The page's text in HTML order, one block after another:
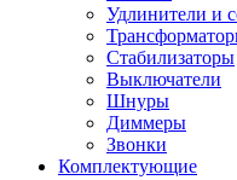
Удлинители и
Стабилизаторы
Выключатели
Шнуры
Диммеры
Звонки
Комплектующие